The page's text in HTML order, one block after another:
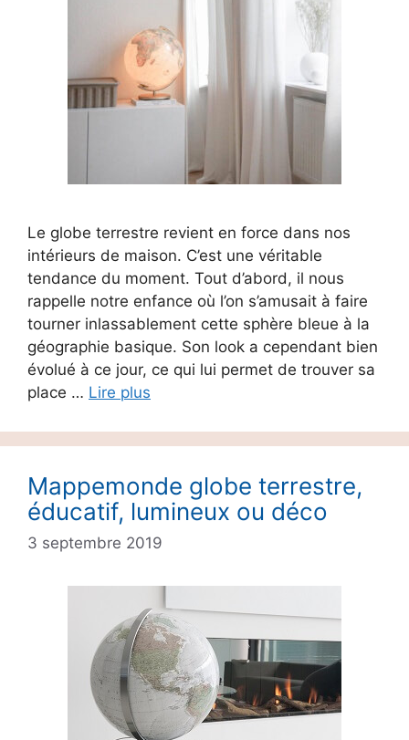
Le globe terrestre revient en force dans nos
intérieurs de maison. C’est une véritable
tendance du moment. Tout d’abord, il nous
rappelle notre enfance où l’on s’amusait à faire
tourner inlassablement cette sphère bleue à la
géographie basique. Son look a cependant bien
évolué à ce jour, ce qui lui permet de trouver sa
place … Lire plus
Mappemonde globe terrestre,
éducatif, lumineux ou déco
3 septembre 2019